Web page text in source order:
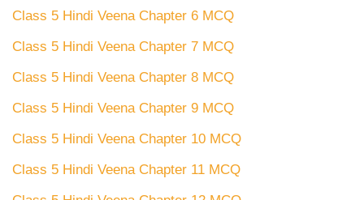
Class 5 Hindi Veena Chapter 6 MCQ
Class 5 Hindi Veena Chapter 7 MCQ
Class 5 Hindi Veena Chapter 8 MCQ
Class 5 Hindi Veena Chapter 9 MCQ
Class 5 Hindi Veena Chapter 10 MCQ
Class 5 Hindi Veena Chapter 11 MCQ